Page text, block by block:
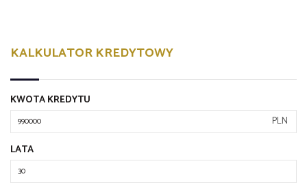
KALKULATOR KREDYTOWY
KWOTA KREDYTU
PLN
LATA